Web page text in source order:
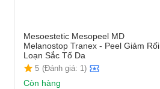
Mesoestetic Mesopeel MD
Melanostop Tranex - Peel Giảm Rối
Loạn Sắc Tố Da
5 (Đánh giá: 1)
Còn hàng